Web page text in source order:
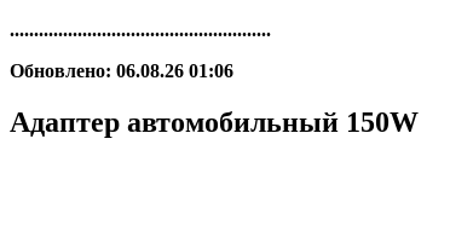
......................................................
Обновлено: 06.08.26 01:06
Адаптер автомобильный 150W